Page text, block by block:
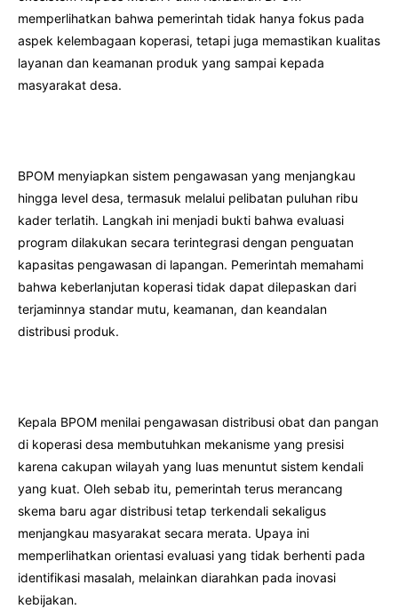
memperlihatkan bahwa pemerintah tidak hanya fokus pada
aspek kelembagaan koperasi, tetapi juga memastikan kualitas
layanan dan keamanan produk yang sampai kepada
masyarakat desa.
BPOM menyiapkan sistem pengawasan yang menjangkau
hingga level desa, termasuk melalui pelibatan puluhan ribu
kader terlatih. Langkah ini menjadi bukti bahwa evaluasi
program dilakukan secara terintegrasi dengan penguatan
kapasitas pengawasan di lapangan. Pemerintah memahami
bahwa keberlanjutan koperasi tidak dapat dilepaskan dari
terjaminnya standar mutu, keamanan, dan keandalan
distribusi produk.
Kepala BPOM menilai pengawasan distribusi obat dan pangan
di koperasi desa membutuhkan mekanisme yang presisi
karena cakupan wilayah yang luas menuntut sistem kendali
yang kuat. Oleh sebab itu, pemerintah terus merancang
skema baru agar distribusi tetap terkendali sekaligus
menjangkau masyarakat secara merata. Upaya ini
memperlihatkan orientasi evaluasi yang tidak berhenti pada
identifikasi masalah, melainkan diarahkan pada inovasi
kebijakan.